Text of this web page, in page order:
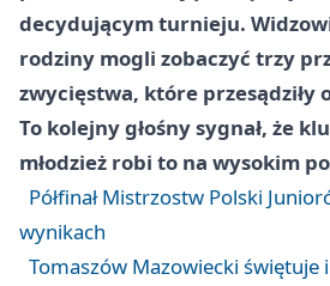
decydującym turnieju.
rodziny mogli zobaczyć trzy
zwycięstwa, które przesądziły
To kolejny głośny sygnał, że
młodzież robi to na wysokim
Półfinał Mistrzostw Polski
wynikach
Tomaszów Mazowiecki świętuje